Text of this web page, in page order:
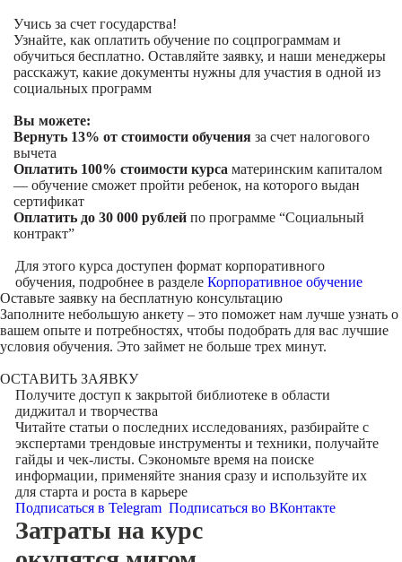
Учись за счет государства!
Узнайте, как оплатить обучение по соцпрограммам и
обучиться бесплатно. Оставляйте заявку, и наши менеджеры
расскажут, какие документы нужны для участия в одной из
социальных программ
Вы можете:
Вернуть 13% от стоимости обучения за счет налогового
вычета
Оплатить 100% стоимости курса материнским капиталом
— обучение сможет пройти ребенок, на которого выдан
сертификат
Оплатить до 30 000 рублей по программе “Социальный
контракт”
Для этого курса доступен формат корпоративного
обучения, подробнее в разделе Корпоративное обучение
Оставьте заявку на бесплатную консультацию
Заполните небольшую анкету – это поможет нам лучше узнать о
вашем опыте и потребностях, чтобы подобрать для вас лучшие
условия обучения. Это займет не больше трех минут.
ОСТАВИТЬ ЗАЯВКУ
Получите доступ к закрытой библиотекев области
диджитал и творчества
Читайте статьи о последних исследованиях, разбирайте с
экспертами трендовые инструменты и техники, получайте
гайды и чек-листы. Сэкономьте время на поиске
информации, применяйте знания сразу и используйте их
для старта и роста в карьере
Подписаться в Telegram Подписаться во ВКонтакте
Затраты на курс